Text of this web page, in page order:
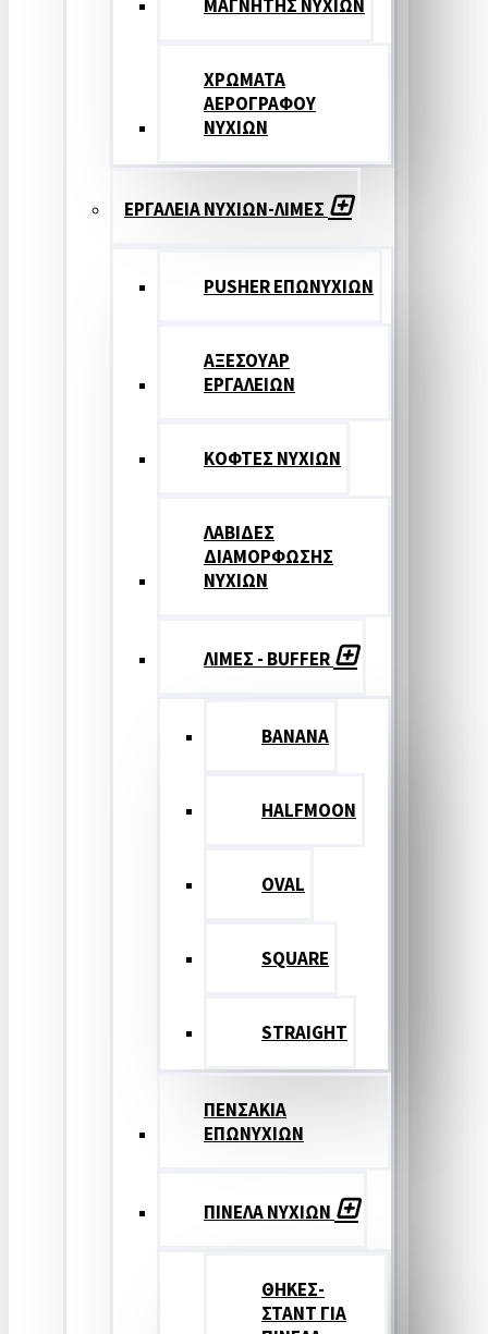
ΜΑΓΝΗΤΗΣ ΝΥΧΙΩΝ
ΧΡΩΜΑΤΑ
ΑΕΡΟΓΡΑΦΟΥ
ΝΥΧΙΩΝ
ΕΡΓΑΛΕΙΑ ΝΥΧΙΩΝ-ΛΙΜΕΣ
PUSHER ΕΠΩΝΥΧΙΩΝ
ΑΞΕΣΟΥΑΡ
ΕΡΓΑΛΕΙΩΝ
ΚΟΦΤΕΣ ΝΥΧΙΩΝ
ΛΑΒΙΔΕΣ
ΔΙΑΜΟΡΦΩΣΗΣ
ΝΥΧΙΩΝ
ΛΙΜΕΣ - BUFFER
BANANA
HALFMOON
OVAL
SQUARE
STRAIGHT
ΠΕΝΣΑΚΙΑ
ΕΠΩΝΥΧΙΩΝ
ΠΙΝΕΛΑ ΝΥΧΙΩΝ
ΘΗΚΕΣ-
ΣΤΑΝΤ ΓΙΑ